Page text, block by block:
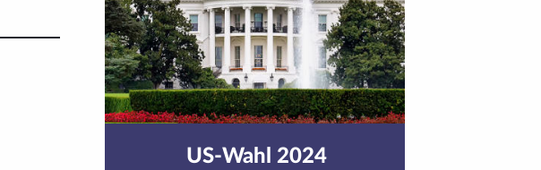
US-Wahl 2024